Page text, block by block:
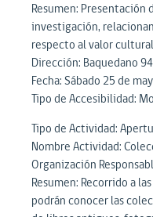
Resumen:
investigación,
respecto al valor
Dirección: Baquedano 94
Fecha: Sábado 25 de
Tipo de Accesibilidad:
Tipo de Actividad:
Nombre Actividad:
Organización
Resumen: Recorrido a
podrán conocer las